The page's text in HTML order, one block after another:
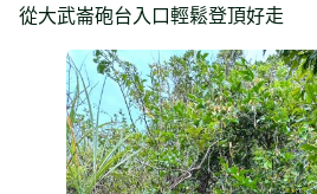
從大武崙砲台入口輕鬆登頂好走